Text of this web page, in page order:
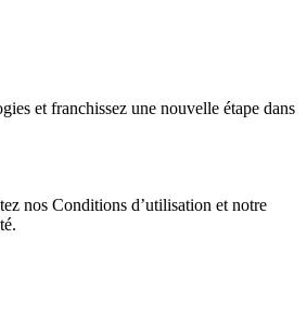
et franchissez une nouvelle étape dans
nos Conditions d’utilisation et notre